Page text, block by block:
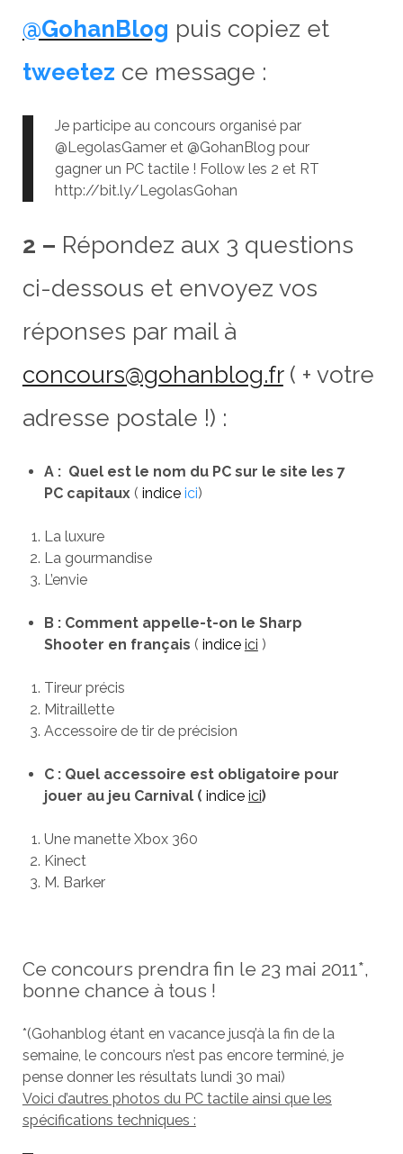
@GohanBlog puis copiez et
tweetez ce message :
Je participe au concours organisé par
@LegolasGamer et @GohanBlog pour
gagner un PC tactile ! Follow les 2 et RT
http://bit.ly/LegolasGohan
2 – Répondez aux 3 questions
ci-dessous et envoyez vos
réponses par mail à
concours@gohanblog.fr( + votre
adresse postale !) :
A : Quel est le nom du PC sur le site les 7
PC capitaux ( indiceici)
La luxure
La gourmandise
L’envie
B : Comment appelle-t-on le Sharp
Shooter en français ( indice ici )
Tireur précis
Mitraillette
Accessoire de tir de précision
C : Quel accessoire est obligatoire pour
jouer au jeu Carnival ( indice ici)
Une manette Xbox 360
Kinect
M. Barker
Ce concours prendra fin le 23 mai 2011*,
bonne chance à tous !
*(Gohanblog étant en vacance jusq’à la fin de la
semaine, le concours n’est pas encore terminé, je
pense donner les résultats lundi 30 mai)
Voici d’autres photos du PC tactile ainsi que les
spécifications techniques :